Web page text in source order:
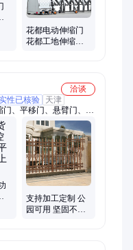
花都电动伸缩门
花都工地伸缩门
洽谈
性已核验
天津
、平移门、悬臂门、悬
门、庭院大门、小门定
栅栏小门、电动大门、大
、电动门定制、电动分
支持加工定制 公
园可用 坚固不变